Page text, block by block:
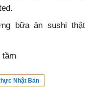
bữa ăn sushi thật
tầm
Nhật Bản